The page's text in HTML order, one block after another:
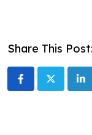
Share This Post: